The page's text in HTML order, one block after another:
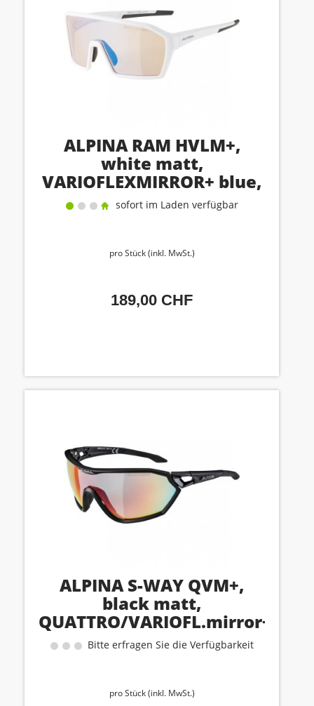
ALPINA RAM HVLM+,
white matt,
VARIOFLEXMIRROR+ blue,
cat. 1-3
sofort im Laden verfügbar
pro Stück (inkl. MwSt.)
189,00 CHF
ALPINA S-WAY QVM+,
black matt,
QUATTRO/VARIOFL.mirror+
rainb., cat. 1-3
Bitte erfragen Sie die Verfügbarkeit
pro Stück (inkl. MwSt.)